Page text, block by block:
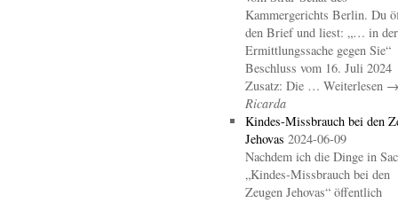
Kammergerichts Berlin. Du
den Brief und liest: „… in der
Ermittlungssache gegen Sie“
Beschluss vom 16. Juli 2024
Zusatz: Die … Weiterlesen →
Ricarda
Kindes-Missbrauch bei den
Jehovas 2024-06-09
Nachdem ich die Dinge in
„Kindes-Missbrauch bei den
Zeugen Jehovas“ öffentlich